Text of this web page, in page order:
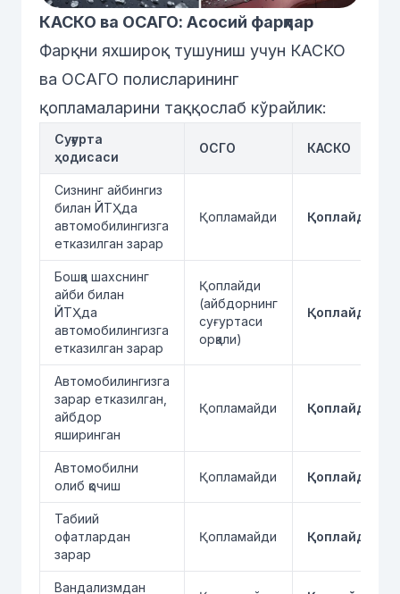
КАСКО ва ОСАГО: Асосий фарқлар
Фарқни яхшироқ тушуниш учун КАСКО
ва ОСАГО полисларининг
қопламаларини таққослаб кўрайлик:
Суғурта
ҳодисаси
ОСГО КАСКО
Сизнинг айбингиз
билан ЙТҲда
автомобилингизга
етказилган зарар
Қопламайди Қоплайди
Бошқа шахснинг
айби билан
ЙТҲда
автомобилингизга
етказилган зарар
Қоплайди
(айбдорнинг
суғуртаси
орқали)
Қоплайди
Автомобилингизга
зарар етказилган,
айбдор
яширинган
Қопламайди Қоплайди
Автомобилни
олиб қочиш
Қопламайди Қоплайди
Табиий
офатлардан
зарар
Қопламайди Қоплайди
Вандализмдан